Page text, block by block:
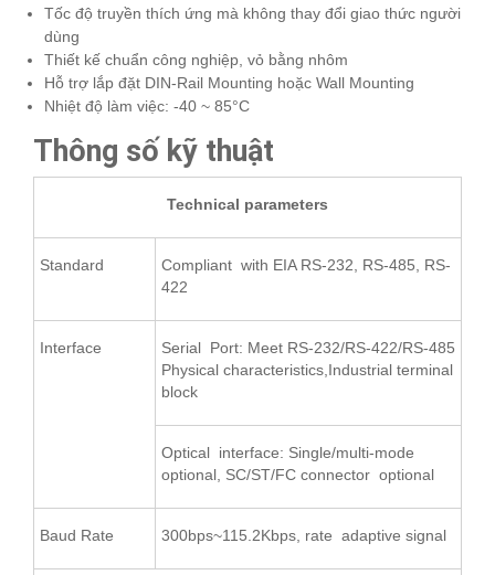
Tốc độ truyền thích ứng mà không thay đổi giao thức người
dùng
Thiết kế chuẩn công nghiệp, vỏ bằng nhôm
Hỗ trợ lắp đặt DIN-Rail Mounting hoặc Wall Mounting
Nhiệt độ làm việc: -40 ~ 85°C
Thông số kỹ thuật
Technical parameters
Standard
Compliant with EIA RS-232, RS-485, RS-
422
Interface
Serial Port: Meet RS-232/RS-422/RS-485
Physical characteristics,Industrial terminal
block
Optical interface: Single/multi-mode
optional, SC/ST/FC connector optional
Baud Rate 300bps~115.2Kbps, rate adaptive signal